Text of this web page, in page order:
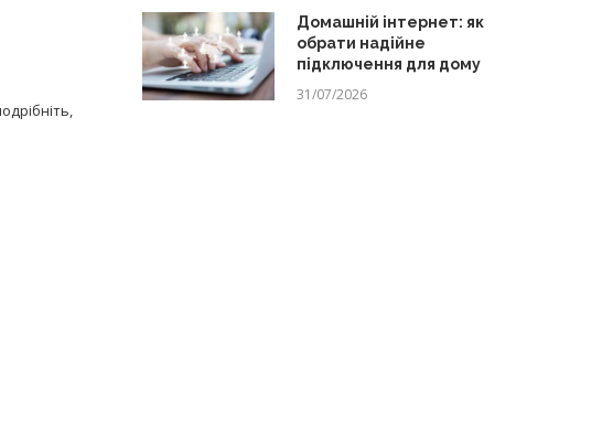
Домашній інтернет: як
обрати надійне
підключення для дому
31/07/2026